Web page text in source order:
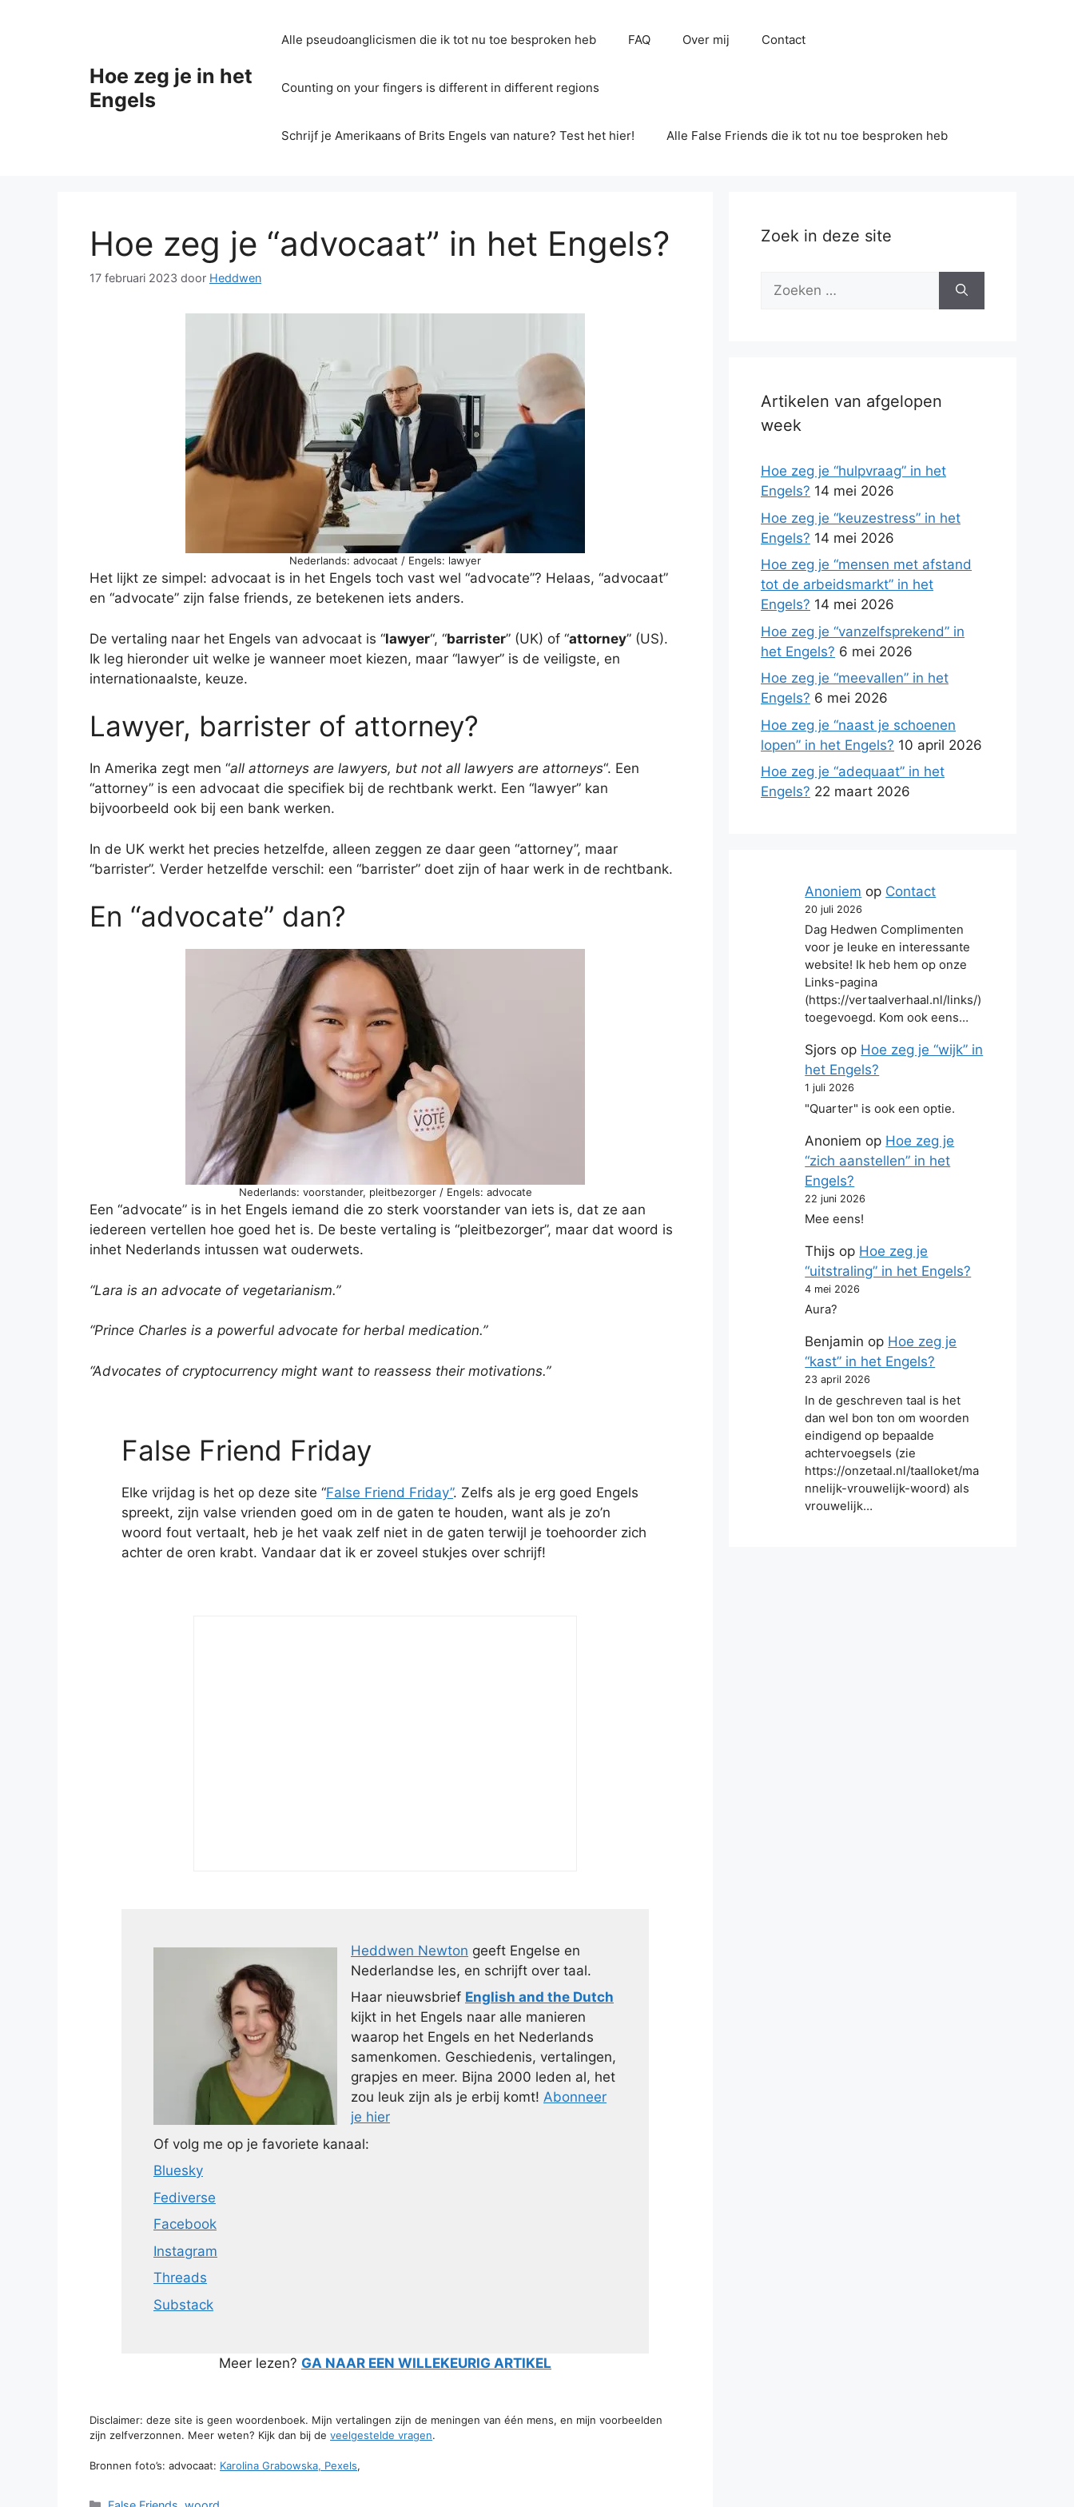
Hoe zeg je in het
Engels
Alle pseudoanglicismen die ik tot nu toe besproken heb FAQ Over mij Contact
Counting on your fingers is different in different regions
Schrijf je Amerikaans of Brits Engels van nature? Test het hier! Alle False Friends die ik tot nu toe besproken heb
Hoe zeg je “advocaat” in het Engels?
17 februari 2023 door Heddwen
Nederlands: advocaat / Engels: lawyer
Het lijkt ze simpel: advocaat is in het Engels toch vast wel “advocate”? Helaas, “advocaat”
en “advocate” zijn false friends, ze betekenen iets anders.
De vertaling naar het Engels van advocaat is “lawyer“, “barrister” (UK) of “attorney” (US).
Ik leg hieronder uit welke je wanneer moet kiezen, maar “lawyer” is de veiligste, en
internationaalste, keuze.
Lawyer, barrister of attorney?
In Amerika zegt men “all attorneys are lawyers, but not all lawyers are attorneys“. Een
“attorney” is een advocaat die specifiek bij de rechtbank werkt. Een “lawyer” kan
bijvoorbeeld ook bij een bank werken.
In de UK werkt het precies hetzelfde, alleen zeggen ze daar geen “attorney”, maar
“barrister”. Verder hetzelfde verschil: een “barrister” doet zijn of haar werk in de rechtbank.
En “advocate” dan?
Nederlands: voorstander, pleitbezorger / Engels: advocate
Een “advocate” is in het Engels iemand die zo sterk voorstander van iets is, dat ze aan
iedereen vertellen hoe goed het is. De beste vertaling is “pleitbezorger”, maar dat woord is
inhet Nederlands intussen wat ouderwets.
“Lara is an advocate of vegetarianism.”
“Prince Charles is a powerful advocate for herbal medication.”
“Advocates of cryptocurrency might want to reassess their motivations.”
False Friend Friday
Elke vrijdag is het op deze site “False Friend Friday”. Zelfs als je erg goed Engels
spreekt, zijn valse vrienden goed om in de gaten te houden, want als je zo’n
woord fout vertaalt, heb je het vaak zelf niet in de gaten terwijl je toehoorder zich
achter de oren krabt. Vandaar dat ik er zoveel stukjes over schrijf!
Heddwen Newton geeft Engelse en
Nederlandse les, en schrijft over taal.
Haar nieuwsbrief English and the Dutch
kijkt in het Engels naar alle manieren
waarop het Engels en het Nederlands
samenkomen. Geschiedenis, vertalingen,
grapjes en meer. Bijna 2000 leden al, het
zou leuk zijn als je erbij komt! Abonneer
je hier
Of volg me op je favoriete kanaal:
Bluesky
Fediverse
Facebook
Instagram
Threads
Substack
Meer lezen? GA NAAR EEN WILLEKEURIG ARTIKEL
Disclaimer: deze site is geen woordenboek. Mijn vertalingen zijn de meningen van één mens, en mijn voorbeelden
zijn zelfverzonnen. Meer weten? Kijk dan bij de veelgestelde vragen.
Bronnen foto’s: advocaat: Karolina Grabowska, Pexels,
Zoek in deze site
Zoek
Artikelen van afgelopen
week
Hoe zeg je “hulpvraag” in het
Engels? 14 mei 2026
Hoe zeg je “keuzestress” in het
Engels? 14 mei 2026
Hoe zeg je “mensen met afstand
tot de arbeidsmarkt” in het
Engels? 14 mei 2026
Hoe zeg je “vanzelfsprekend” in
het Engels? 6 mei 2026
Hoe zeg je “meevallen” in het
Engels? 6 mei 2026
Hoe zeg je “naast je schoenen
lopen” in het Engels? 10 april 2026
Hoe zeg je “adequaat” in het
Engels? 22 maart 2026
Anoniem op Contact
20 juli 2026
Dag Hedwen Complimenten
voor je leuke en interessante
website! Ik heb hem op onze
Links-pagina
(https://vertaalverhaal.nl/links/)
toegevoegd. Kom ook eens…
Sjors op Hoe zeg je “wijk” in
het Engels?
1 juli 2026
"Quarter" is ook een optie.
Anoniem op Hoe zeg je
“zich aanstellen” in het
Engels?
22 juni 2026
Mee eens!
Thijs op Hoe zeg je
“uitstraling” in het Engels?
4 mei 2026
Aura?
Benjamin op Hoe zeg je
“kast” in het Engels?
23 april 2026
In de geschreven taal is het
dan wel bon ton om woorden
eindigend op bepaalde
achtervoegsels (zie
https://onzetaal.nl/taalloket/ma
nnelijk-vrouwelijk-woord) als
vrouwelijk…